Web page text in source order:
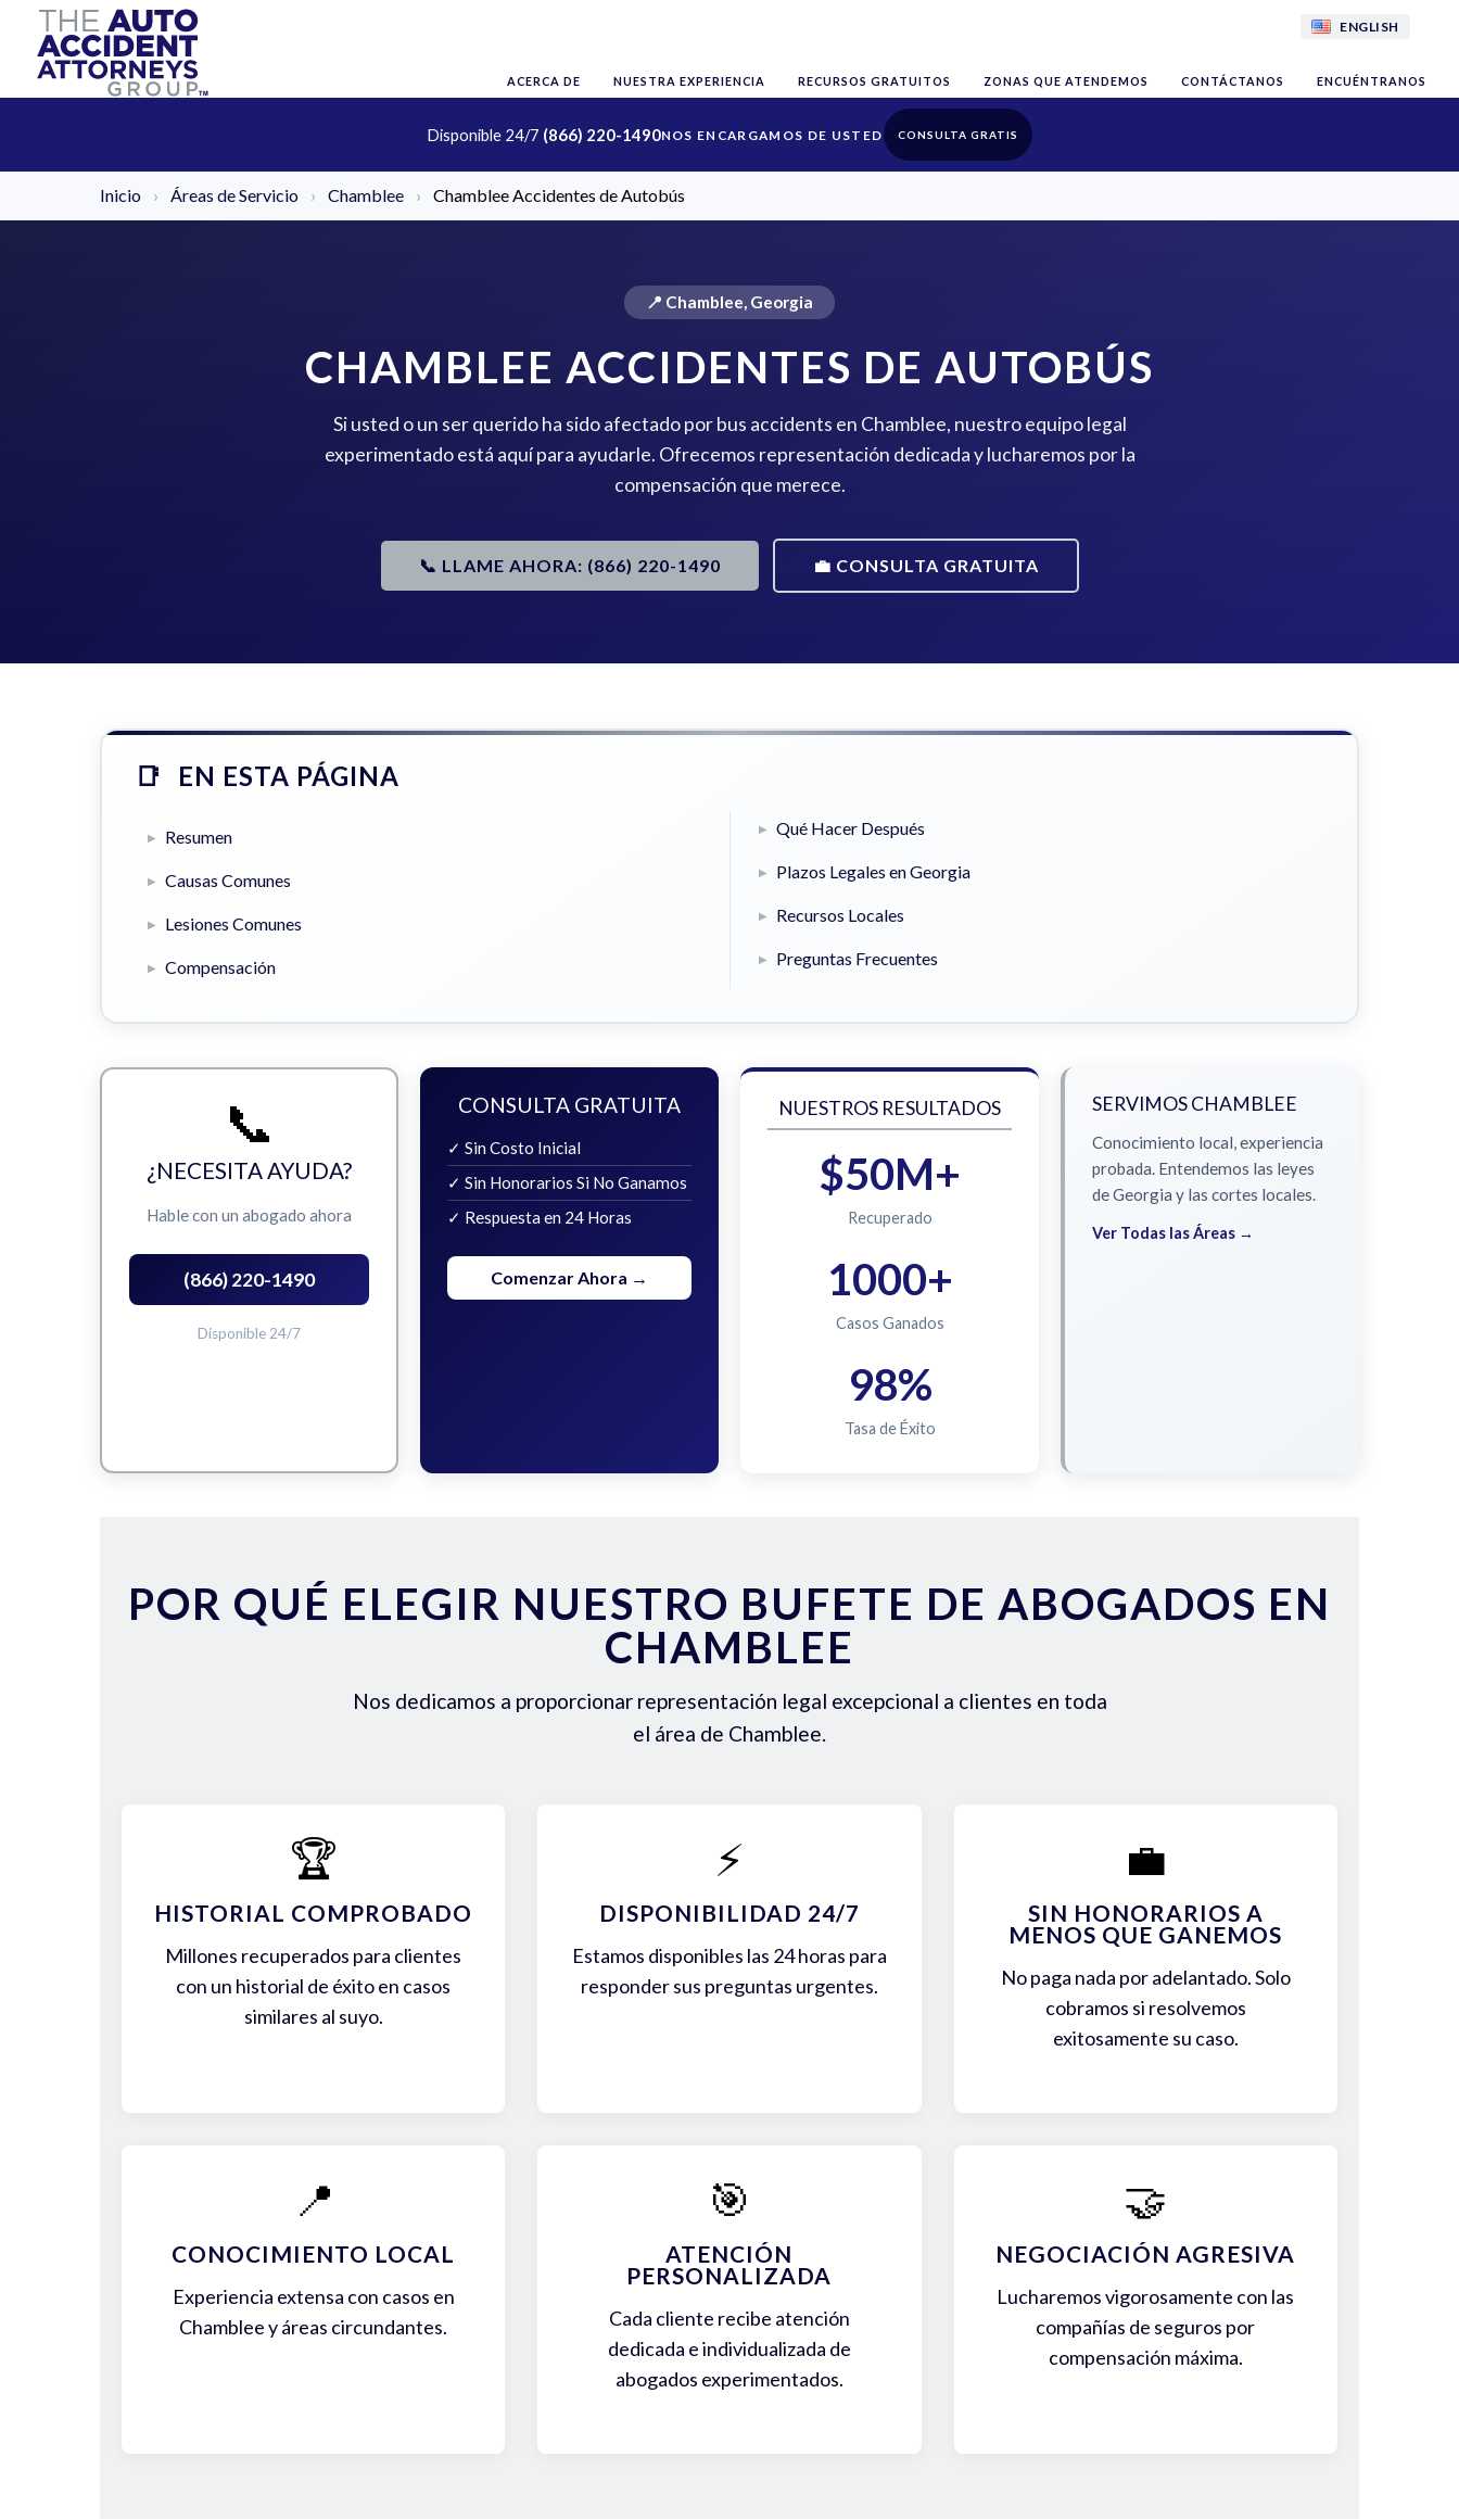
ENGLISH
ACERCA DE NUESTRA EXPERIENCIA RECURSOS GRATUITOS ZONAS QUE ATENDEMOS CONTÁCTANOS ENCUÉNTRANOS
Disponible 24/7 (866) 220-1490 CONSULTA GRATIS
Inicio › Áreas de Servicio › Chamblee › Chamblee Accidentes de Autobús
📍 Chamblee, Georgia
CHAMBLEE ACCIDENTES DE AUTOBÚS
Si usted o un ser querido ha sido afectado por bus accidents en Chamblee, nuestro equipo legal
experimentado está aquí para ayudarle. Ofrecemos representación dedicada y lucharemos por la
compensación que merece.
📞 LLAME AHORA: (866) 220-1490 💼 CONSULTA GRATUITA
EN ESTA PÁGINA
Resumen
Causas Comunes
Lesiones Comunes
Compensación
Qué Hacer Después
Plazos Legales en Georgia
Recursos Locales
Preguntas Frecuentes
📞
¿NECESITA AYUDA?
Hable con un abogado ahora
(866) 220-1490
Disponible 24/7
CONSULTA GRATUITA
✓ Sin Costo Inicial
✓ Sin Honorarios Si No Ganamos
✓ Respuesta en 24 Horas
Comenzar Ahora →
NUESTROS RESULTADOS
$50M+
Recuperado
1000+
Casos Ganados
98%
Tasa de Éxito
SERVIMOS CHAMBLEE
Conocimiento local, experiencia
probada. Entendemos las leyes
de Georgia y las cortes locales.
Ver Todas las Áreas →
POR QUÉ ELEGIR NUESTRO BUFETE DE ABOGADOS EN
CHAMBLEE
Nos dedicamos a proporcionar representación legal excepcional a clientes en toda
el área de Chamblee.
🏆
HISTORIAL COMPROBADO
Millones recuperados para clientes
con un historial de éxito en casos
similares al suyo.
⚡
DISPONIBILIDAD 24/7
Estamos disponibles las 24 horas para
responder sus preguntas urgentes.
💼
SIN HONORARIOS A
MENOS QUE GANEMOS
No paga nada por adelantado. Solo
cobramos si resolvemos
exitosamente su caso.
📍
CONOCIMIENTO LOCAL
Experiencia extensa con casos en
Chamblee y áreas circundantes.
🎯
ATENCIÓN
PERSONALIZADA
Cada cliente recibe atención
dedicada e individualizada de
abogados experimentados.
🤝
NEGOCIACIÓN AGRESIVA
Lucharemos vigorosamente con las
compañías de seguros por
compensación máxima.